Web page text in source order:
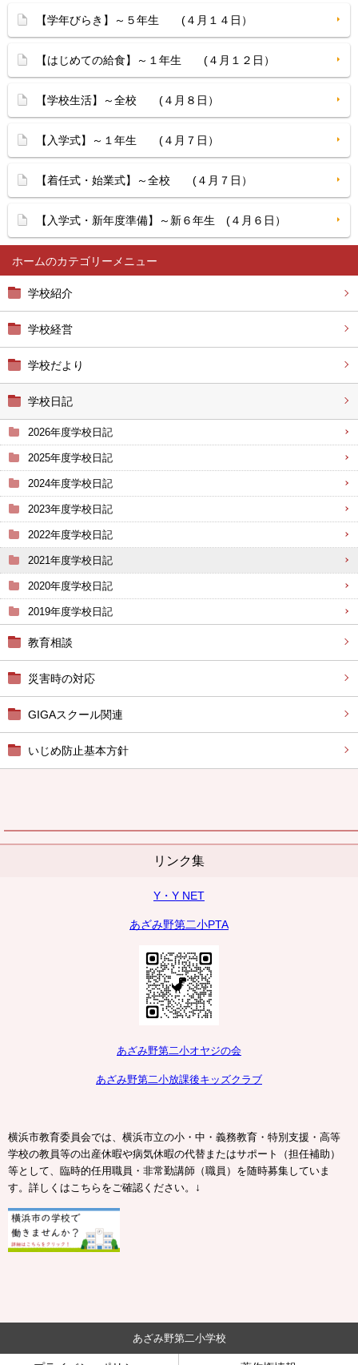
ホーム
学校紹介
学校経営
学校だより
学校日記
2026年度学校日記
2025年度学校日記
2024年度学校日記
2023年度学校日記
2022年度学校日記
2021年度学校日記
2020年度学校日記
2019年度学校日記
教育相談
災害時の対応
GIGAスクール関連
いじめ防止基本方針
リンク集
Y・Y NET
あざみ野第二小PTA
あざみ野第二小オヤジの会
あざみ野第二小放課後キッズクラブ
横浜市教育委員会では、横浜市立の小・中・義務教育・特別支援・高等
学校の教員等の出産休暇や病気休暇の代替またはサポート（担任補助）
等として、臨時的任用職員・非常勤講師（職員）を随時募集していま
す。詳しくはこちらをご確認ください。
↓
【学年びらき】～５年生 (４月１４日）
【はじめての給食】～１年生 (４月１２日）
【学校生活】～全校 (４月８日）
【入学式】～１年生 (４月７日）
【着任式・始業式】～全校 (４月７日）
【入学式・新年度準備】～新６年生 (４月６日）
あざみ野第二小学校